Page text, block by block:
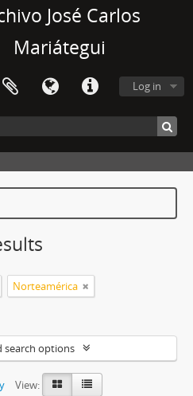
José Carlos
Mariátegui
Log in
Norteamérica
search options
View: